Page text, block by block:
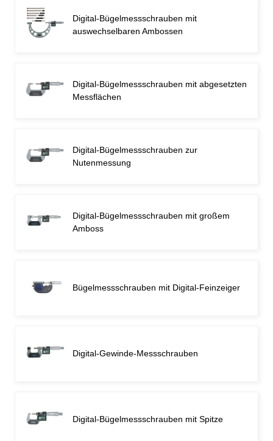
Digital-Bügelmessschrauben mit
auswechselbaren Ambossen
Digital-Bügelmessschrauben mit abgesetzten
Messflächen
Digital-Bügelmessschrauben zur
Nutenmessung
Digital-Bügelmessschrauben mit großem
Amboss
Bügelmessschrauben mit Digital-Feinzeiger
Digital-Gewinde-Messschrauben
Digital-Bügelmessschrauben mit Spitze